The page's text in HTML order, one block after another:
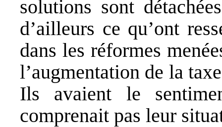
solutions sont
d’ailleurs ce qu’ont
dans les réformes
l’augmentation de la
Ils avaient le
comprenait pas leur